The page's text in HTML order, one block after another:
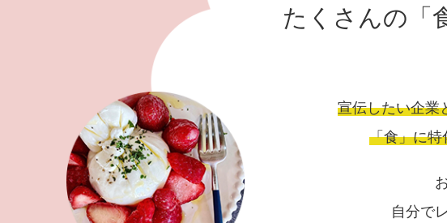
たくさんの「
宣伝したい企業
「食」に特
自分で